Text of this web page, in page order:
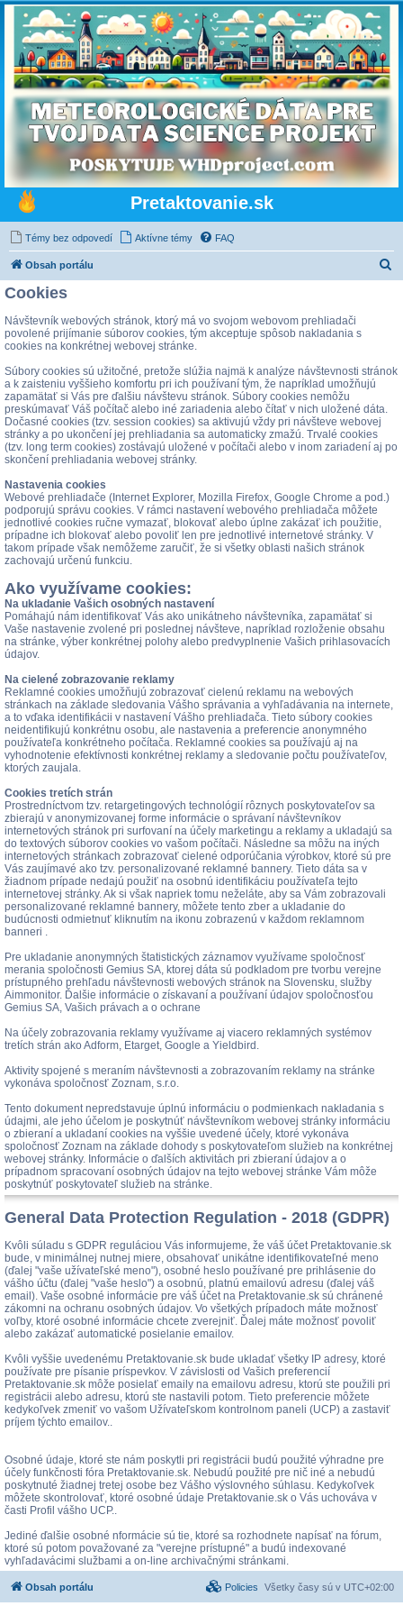
Pretaktovanie.sk
Témy bez odpovedí Aktívne témy FAQ
Obsah portálu
ť
Cookies
Návštevník webových stránok, ktorý má vo svojom webovom prehliadači
povolené prijímanie súborov cookies, tým akceptuje spôsob nakladania s
cookies na konkrétnej webovej stránke.
Súbory cookies sú užitočné, pretože slúžia najmä k analýze návštevnosti stránok
a k zaisteniu vyššieho komfortu pri ich používaní tým, že napríklad umožňujú
zapamätať si Vás pre ďalšiu návštevu stránok. Súbory cookies nemôžu
preskúmavať Váš počítač alebo iné zariadenia alebo čítať v nich uložené dáta.
Dočasné cookies (tzv. session cookies) sa aktivujú vždy pri návšteve webovej
stránky a po ukončení jej prehliadania sa automaticky zmažú. Trvalé cookies
(tzv. long term cookies) zostávajú uložené v počítači alebo v inom zariadení aj po
skončení prehliadania webovej stránky.
Nastavenia cookies
Webové prehliadače (Internet Explorer, Mozilla Firefox, Google Chrome a pod.)
podporujú správu cookies. V rámci nastavení webového prehliadača môžete
jednotlivé cookies ručne vymazať, blokovať alebo úplne zakázať ich použitie,
prípadne ich blokovať alebo povoliť len pre jednotlivé internetové stránky. V
takom prípade však nemôžeme zaručiť, že si všetky oblasti našich stránok
zachovajú určenú funkciu.
Ako využívame cookies:
Na ukladanie Vašich osobných nastavení
Pomáhajú nám identifikovať Vás ako unikátneho návštevníka, zapamätať si
Vaše nastavenie zvolené pri poslednej návšteve, napríklad rozloženie obsahu
na stránke, výber konkrétnej polohy alebo predvyplnenie Vašich prihlasovacích
údajov.
Na cielené zobrazovanie reklamy
Reklamné cookies umožňujú zobrazovať cielenú reklamu na webových
stránkach na základe sledovania Vášho správania a vyhľadávania na internete,
a to vďaka identifikácii v nastavení Vášho prehliadača. Tieto súbory cookies
neidentifikujú konkrétnu osobu, ale nastavenia a preferencie anonymného
používateľa konkrétneho počítača. Reklamné cookies sa používajú aj na
vyhodnotenie efektívnosti konkrétnej reklamy a sledovanie počtu používateľov,
ktorých zaujala.
Cookies tretích strán
Prostredníctvom tzv. retargetingových technológií rôznych poskytovateľov sa
zbierajú v anonymizovanej forme informácie o správaní návštevníkov
internetových stránok pri surfovaní na účely marketingu a reklamy a ukladajú sa
do textových súborov cookies vo vašom počítači. Následne sa môžu na iných
internetových stránkach zobrazovať cielené odporúčania výrobkov, ktoré sú pre
Vás zaujímavé ako tzv. personalizované reklamné bannery. Tieto dáta sa v
žiadnom prípade nedajú použiť na osobnú identifikáciu používateľa tejto
internetovej stránky. Ak si však napriek tomu neželáte, aby sa Vám zobrazovali
personalizované reklamné bannery, môžete tento zber a ukladanie do
budúcnosti odmietnuť kliknutím na ikonu zobrazenú v každom reklamnom
banneri .
Pre ukladanie anonymných štatistických záznamov využívame spoločnosť
merania spoločnosti Gemius SA, ktorej dáta sú podkladom pre tvorbu verejne
prístupného prehľadu návštevnosti webových stránok na Slovensku, služby
Aimmonitor. Ďalšie informácie o získavaní a používaní údajov spoločnosťou
Gemius SA, Vašich právach a o ochrane
Na účely zobrazovania reklamy využívame aj viacero reklamných systémov
tretích strán ako Adform, Etarget, Google a Yieldbird.
Aktivity spojené s meraním návštevnosti a zobrazovaním reklamy na stránke
vykonáva spoločnosť Zoznam, s.r.o.
Tento dokument nepredstavuje úplnú informáciu o podmienkach nakladania s
údajmi, ale jeho účelom je poskytnúť návštevníkom webovej stránky informáciu
o zbieraní a ukladaní cookies na vyššie uvedené účely, ktoré vykonáva
spoločnosť Zoznam na základe dohody s poskytovateľom služieb na konkrétnej
webovej stránky. Informácie o ďalších aktivitách pri zbieraní údajov a o
prípadnom spracovaní osobných údajov na tejto webovej stránke Vám môže
poskytnúť poskytovateľ služieb na stránke.
General Data Protection Regulation - 2018 (GDPR)
Kvôli súladu s GDPR reguláciou Vás informujeme, že váš účet Pretaktovanie.sk
bude, v minimálnej nutnej miere, obsahovať unikátne identifikovateľné meno
(ďalej "vaše užívateľské meno"), osobné heslo používané pre prihlásenie do
vášho účtu (ďalej "vaše heslo") a osobnú, platnú emailovú adresu (ďalej váš
email). Vaše osobné informácie pre váš účet na Pretaktovanie.sk sú chránené
zákomni na ochranu osobných údajov. Vo všetkých prípadoch máte možnosť
voľby, ktoré osobné informácie chcete zverejniť. Ďalej máte možnosť povoliť
alebo zakázať automatické posielanie emailov.
Kvôli vyššie uvedenému Pretaktovanie.sk bude ukladať všetky IP adresy, ktoré
používate pre písanie príspevkov. V závislosti od Vašich preferencií
Pretaktovanie.sk môže posielať emaily na emailovu adresu, ktorú ste použili pri
registrácii alebo adresu, ktorú ste nastavili potom. Tieto preferencie môžete
kedykoľvek zmeniť vo vašom Užívateľskom kontrolnom paneli (UCP) a zastaviť
príjem týchto emailov..
Osobné údaje, ktoré ste nám poskytli pri registrácii budú použité výhradne pre
účely funkčnosti fóra Pretaktovanie.sk. Nebudú použité pre nič iné a nebudú
poskytnuté žiadnej tretej osobe bez Vášho výslovného súhlasu. Kedykoľvek
môžete skontrolovať, ktoré osobné údaje Pretaktovanie.sk o Vás uchováva v
časti Profil vášho UCP..
Jediné ďalšie osobné nformácie sú tie, ktoré sa rozhodnete napísať na fórum,
ktoré sú potom považované za "verejne prístupné" a budú indexované
vyhľadavácimi službami a on-line archivačnými stránkami.
Obsah portálu Všetky časy sú v UTC+02:00
Policies